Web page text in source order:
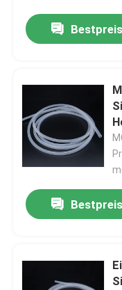
Startseite
Über uns
Bestpreis
Bestpreis